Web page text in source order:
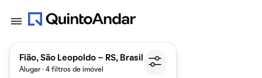
Fião, São Leopoldo - RS, Brasil
Alugar · 4 filtros de imóvel